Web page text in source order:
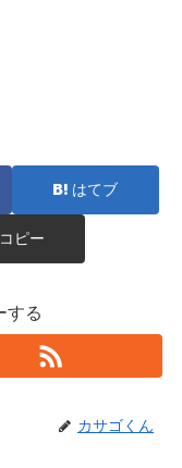
はてブ
コピー
する
カサゴくん